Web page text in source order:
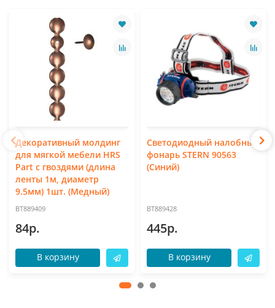
Декоративный молдинг
для мягкой мебели HRS
Part с гвоздями (длина
ленты 1м, диаметр
9.5мм) 1шт. (Медный)
BT889409
84р.
В корзину
Светодиодный налобный
фонарь STERN 90563
(Синий)
BT889428
445р.
В корзину